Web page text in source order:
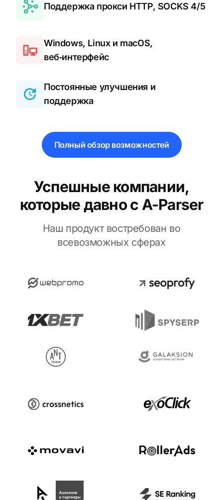
Поддержка прокси HTTP, SOCKS 4/5
Windows, Linux и macOS,
веб‑интерфейс
Постоянные улучшения и
поддержка
Полный обзор возможностей
Успешные компании,
которые давно с A-Parser
Наш продукт востребован во
всевозможных сферах